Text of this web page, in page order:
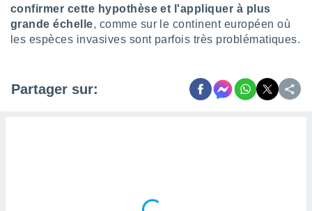
confirmer cette hypothèse et l'appliquer à plus
grande échelle, comme sur le continent européen où
les espèces invasives sont parfois très problématiques.
Partager sur: